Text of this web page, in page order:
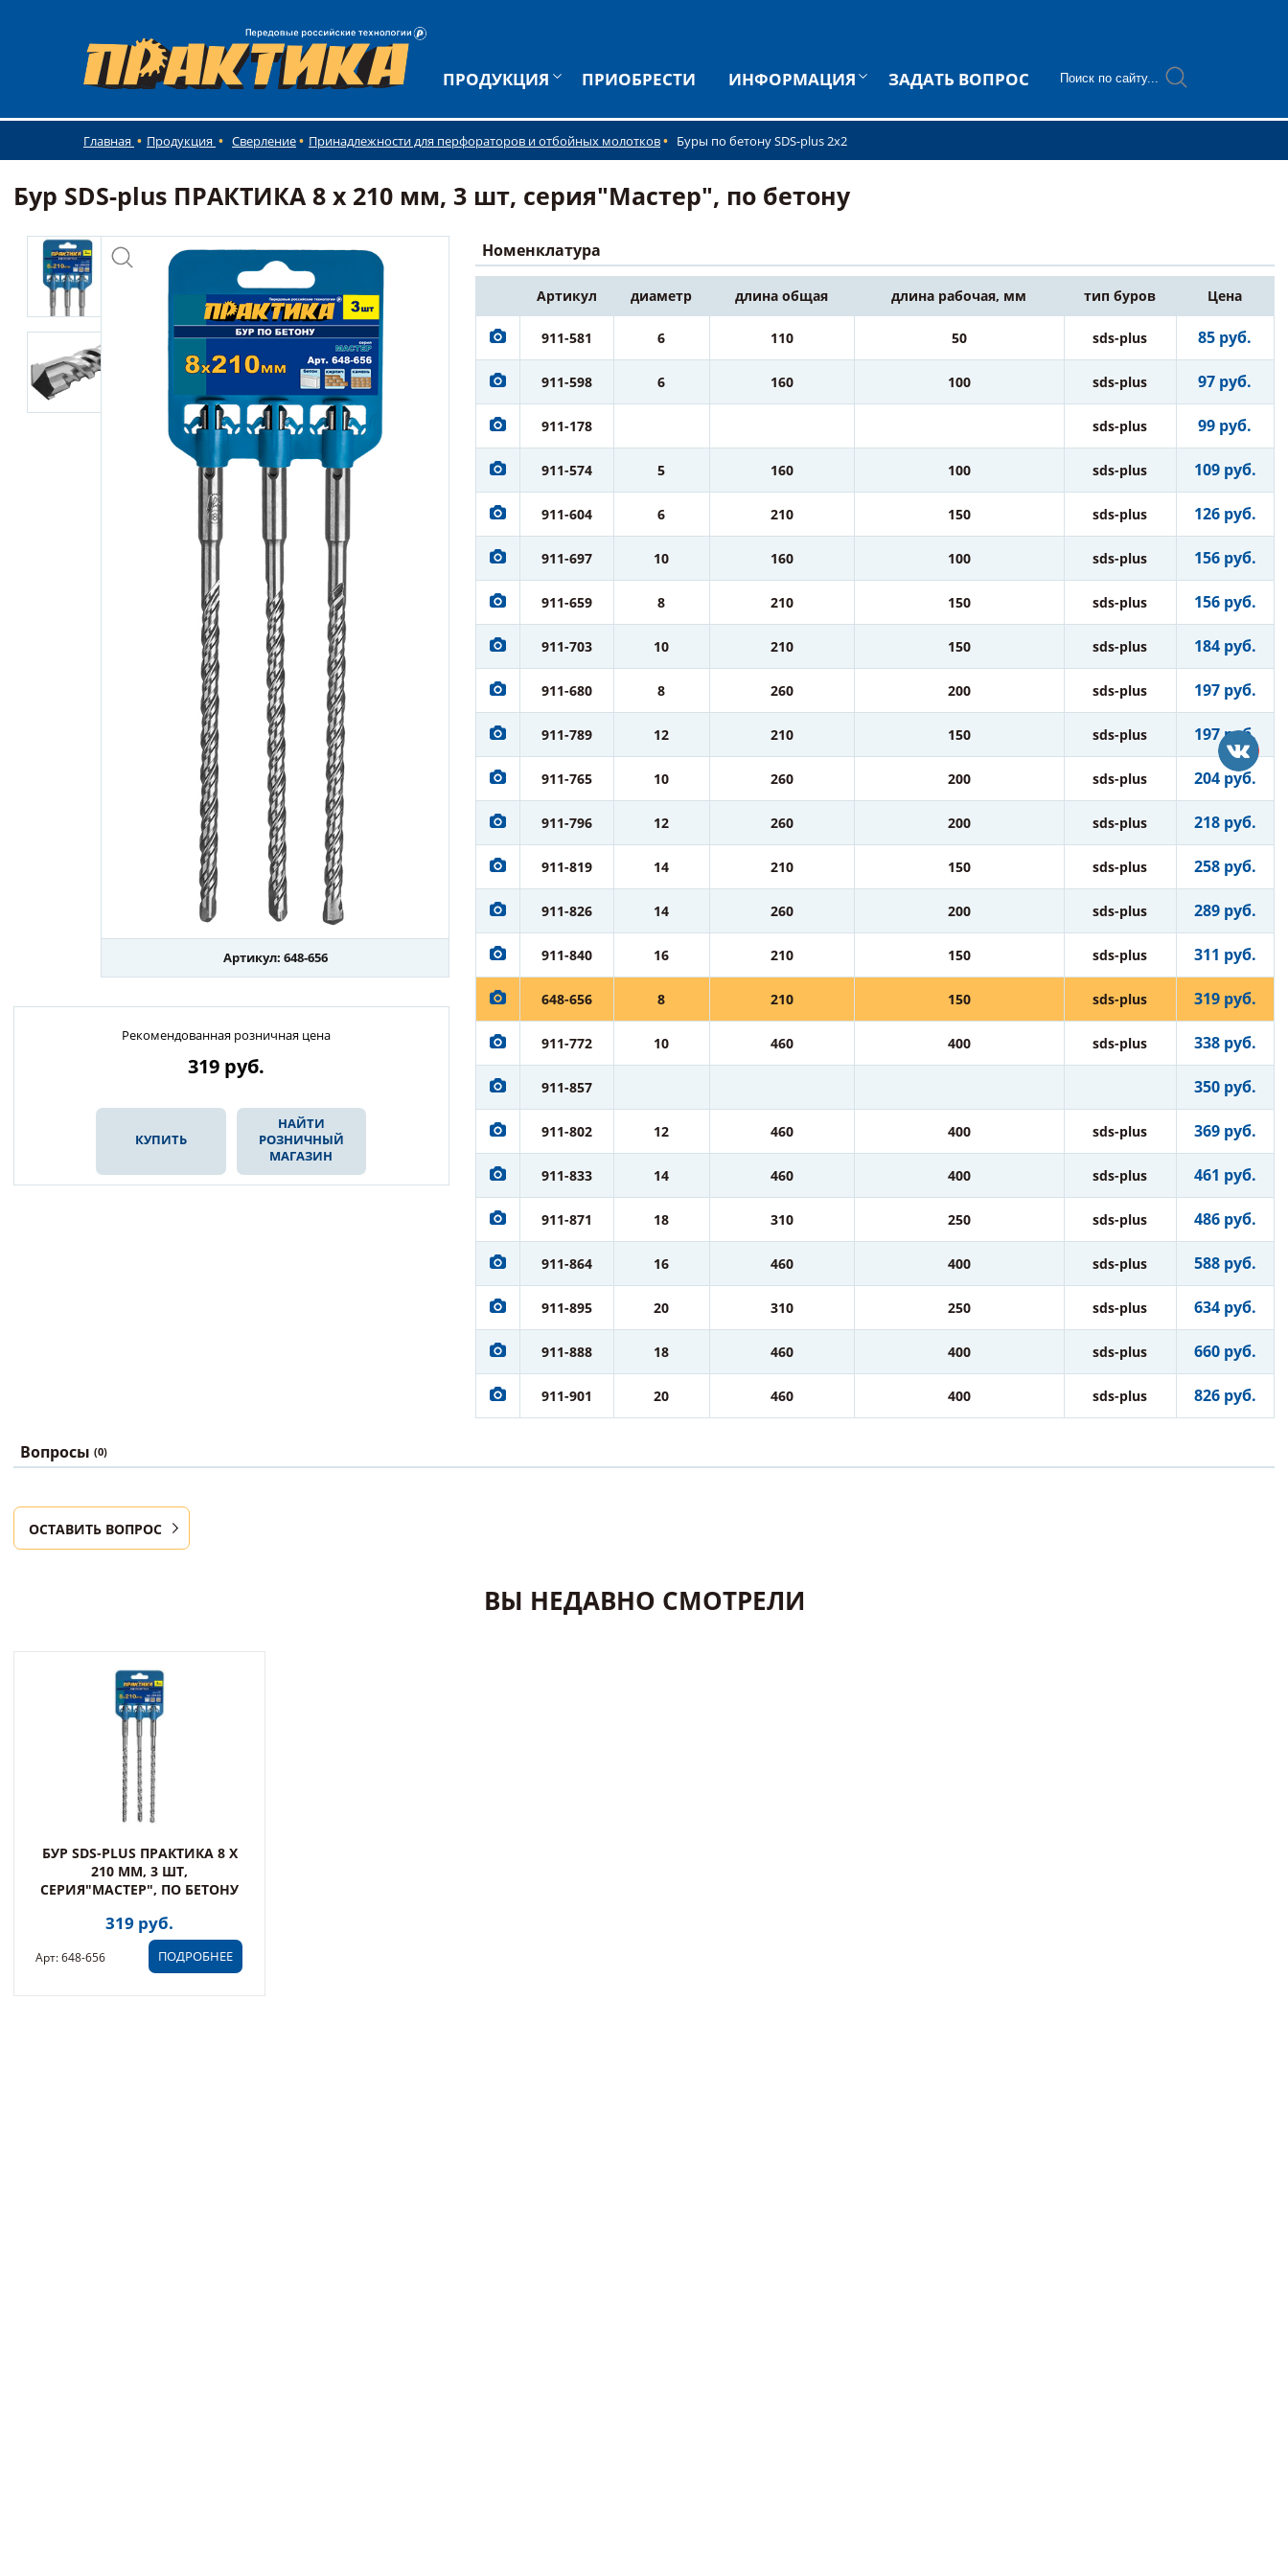
ПРОДУКЦИЯ ПРИОБРЕСТИ ИНФОРМАЦИЯ ЗАДАТЬ ВОПРОС
Главная Продукция Сверление Принадлежности для перфораторов и отбойных молотков Буры по бетону SDS-plus 2x2
Бур SDS-plus ПРАКТИКА 8 х 210 мм, 3 шт, серия"Мастер", по бетону
Артикул: 648-656
Рекомендованная розничная цена
319 руб.
КУПИТЬ
НАЙТИ
РОЗНИЧНЫЙ
МАГАЗИН
Номенклатура
Артикул диаметр длина общая длина рабочая, мм тип буров Цена
911-581 6 110 50 sds-plus 85 руб.
911-598 6 160 100 sds-plus 97 руб.
911-178 sds-plus 99 руб.
911-574 5 160 100 sds-plus 109 руб.
911-604 6 210 150 sds-plus 126 руб.
911-697 10 160 100 sds-plus 156 руб.
911-659 8 210 150 sds-plus 156 руб.
911-703 10 210 150 sds-plus 184 руб.
911-680 8 260 200 sds-plus 197 руб.
911-789 12 210 150 sds-plus 197 руб.
911-765 10 260 200 sds-plus 204 руб.
911-796 12 260 200 sds-plus 218 руб.
911-819 14 210 150 sds-plus 258 руб.
911-826 14 260 200 sds-plus 289 руб.
911-840 16 210 150 sds-plus 311 руб.
648-656 8 210 150 sds-plus 319 руб.
911-772 10 460 400 sds-plus 338 руб.
911-857 350 руб.
911-802 12 460 400 sds-plus 369 руб.
911-833 14 460 400 sds-plus 461 руб.
911-871 18 310 250 sds-plus 486 руб.
911-864 16 460 400 sds-plus 588 руб.
911-895 20 310 250 sds-plus 634 руб.
911-888 18 460 400 sds-plus 660 руб.
911-901 20 460 400 sds-plus 826 руб.
Вопросы (0)
ОСТАВИТЬ ВОПРОС
ВЫ НЕДАВНО СМОТРЕЛИ
БУР SDS-PLUS ПРАКТИКА 8 Х
210 ММ, 3 ШТ,
СЕРИЯ"МАСТЕР", ПО БЕТОНУ
319 руб.
ПОДРОБНЕЕ
Арт: 648-656